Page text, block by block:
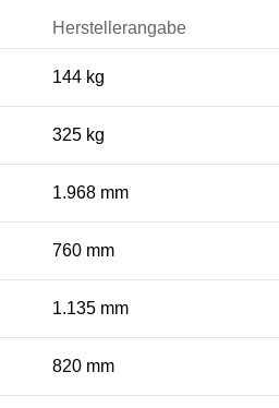
Herstellerangabe
144 kg
325 kg
1.968 mm
760 mm
1.135 mm
820 mm